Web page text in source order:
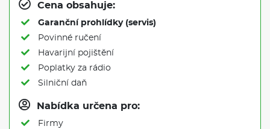
Cena obsahuje:
Garanční prohlídky (servis)
Povinné ručení
Havarijní pojištění
Poplatky za rádio
Silniční daň
Nabídka určena pro:
Firmy